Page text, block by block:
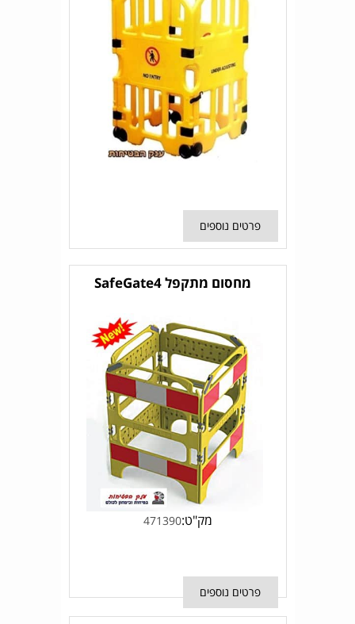
פרטים נוספים
מחסום מתקפל SafeGate4
מק"ט:471390
פרטים נוספים